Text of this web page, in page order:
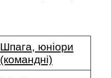
Шпага, юніори
(командні)